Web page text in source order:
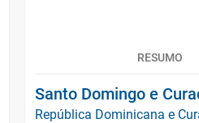
RESUMO
Santo Domingo e
República Dominicana e